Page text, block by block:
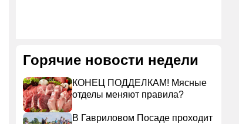
Горячие новости недели
КОНЕЦ ПОДДЕЛКАМ! Мясные
отделы меняют правила?
В Гавриловом Посаде проходит